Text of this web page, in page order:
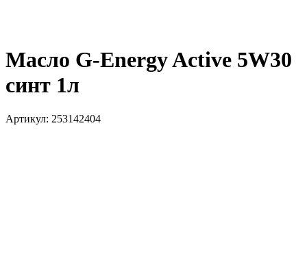
Масло G-Energy Active 5W30
синт 1л
Артикул: 253142404